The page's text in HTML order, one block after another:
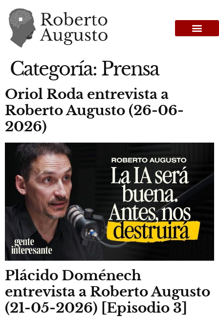
Categoría: Prensa
Oriol Roda entrevista a
Roberto Augusto (26-06-
2026)
Plácido Doménech
entrevista a Roberto Augusto
(21-05-2026) [Episodio 3]